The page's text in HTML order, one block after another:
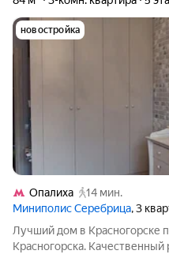
новостройка
Опалиха
14 мин.
Миниполис Серебрица, 3
Лучший дом в Красногорске
Красногорска.